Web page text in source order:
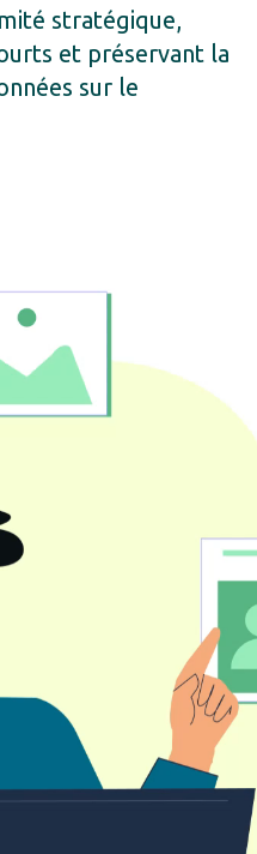
stratégique,
et préservant la
sur le